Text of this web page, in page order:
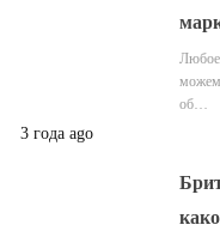
Любое
можем
об…
3 года ago